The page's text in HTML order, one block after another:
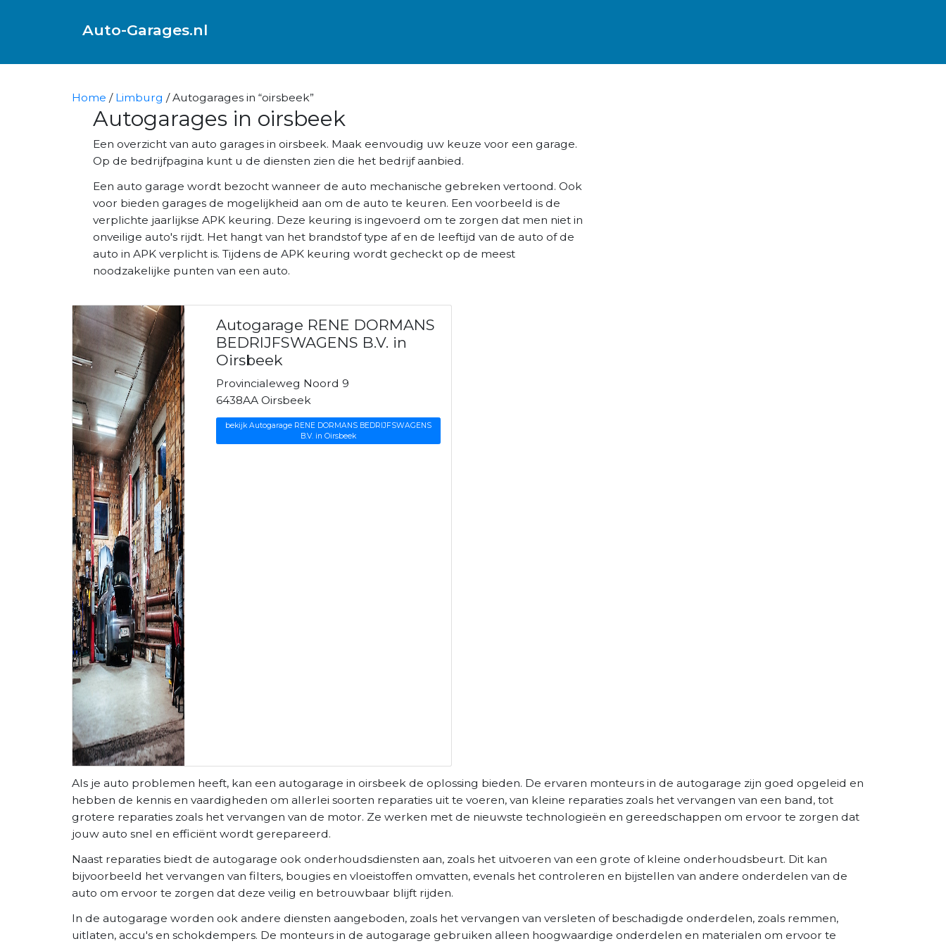
Auto-Garages.nl
Home / Limburg / Autogarages in “oirsbeek”
Autogarages in oirsbeek
Een overzicht van auto garages in oirsbeek. Maak eenvoudig uw keuze voor een garage.
Op de bedrijfpagina kunt u de diensten zien die het bedrijf aanbied.
Een auto garage wordt bezocht wanneer de auto mechanische gebreken vertoond. Ook
voor bieden garages de mogelijkheid aan om de auto te keuren. Een voorbeeld is de
verplichte jaarlijkse APK keuring. Deze keuring is ingevoerd om te zorgen dat men niet in
onveilige auto's rijdt. Het hangt van het brandstof type af en de leeftijd van de auto of de
auto in APK verplicht is. Tijdens de APK keuring wordt gecheckt op de meest
noodzakelijke punten van een auto.
Autogarage RENE DORMANS
BEDRIJFSWAGENS B.V. in
Oirsbeek
Provincialeweg Noord 9
6438AA Oirsbeek
bekijk Autogarage RENE DORMANS BEDRIJFSWAGENS
B.V. in Oirsbeek
Als je auto problemen heeft, kan een autogarage in oirsbeek de oplossing bieden. De ervaren monteurs in de autogarage zijn goed opgeleid en
hebben de kennis en vaardigheden om allerlei soorten reparaties uit te voeren, van kleine reparaties zoals het vervangen van een band, tot
grotere reparaties zoals het vervangen van de motor. Ze werken met de nieuwste technologieën en gereedschappen om ervoor te zorgen dat
jouw auto snel en efficiënt wordt gerepareerd.
Naast reparaties biedt de autogarage ook onderhoudsdiensten aan, zoals het uitvoeren van een grote of kleine onderhoudsbeurt. Dit kan
bijvoorbeeld het vervangen van filters, bougies en vloeistoffen omvatten, evenals het controleren en bijstellen van andere onderdelen van de
auto om ervoor te zorgen dat deze veilig en betrouwbaar blijft rijden.
In de autogarage worden ook andere diensten aangeboden, zoals het vervangen van versleten of beschadigde onderdelen, zoals remmen,
uitlaten, accu's en schokdempers. De monteurs in de autogarage gebruiken alleen hoogwaardige onderdelen en materialen om ervoor te